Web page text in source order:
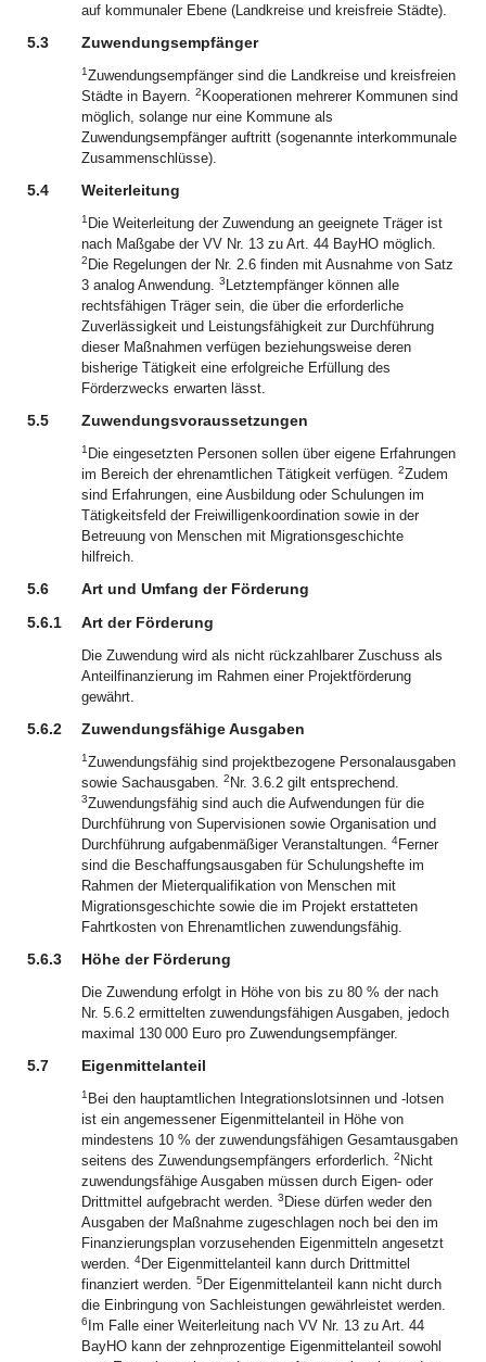
auf kommunaler Ebene (Landkreise und kreisfreie Städte).
5.3 Zuwendungsempfänger
1Zuwendungsempfänger sind die Landkreise und kreisfreien
Städte in Bayern. 2 Kooperationen mehrerer Kommunen sind
möglich, solange nur eine Kommune als
Zuwendungsempfänger auftritt (sogenannte interkommunale
Zusammenschlüsse).
5.4 Weiterleitung
1 Die Weiterleitung der Zuwendung an geeignete Träger ist
nach Maßgabe der VV Nr. 13 zu Art. 44 BayHO möglich.
2 Die Regelungen der Nr. 2.6 finden mit Ausnahme von Satz
3 analog Anwendung. 3 Letztempfänger können alle
rechtsfähigen Träger sein, die über die erforderliche
Zuverlässigkeit und Leistungsfähigkeit zur Durchführung
dieser Maßnahmen verfügen beziehungsweise deren
bisherige Tätigkeit eine erfolgreiche Erfüllung des
Förderzwecks erwarten lässt.
5.5 Zuwendungsvoraussetzungen
1 Die eingesetzten Personen sollen über eigene Erfahrungen
im Bereich der ehrenamtlichen Tätigkeit verfügen. 2Zudem
sind Erfahrungen, eine Ausbildung oder Schulungen im
Tätigkeitsfeld der Freiwilligenkoordination sowie in der
Betreuung von Menschen mit Migrationsgeschichte
hilfreich.
5.6
Art und Umfang der Förderung
5.6.1
Art der Förderung
Die Zuwendung wird als nicht rückzahlbarer Zuschuss als
Anteilfinanzierung im Rahmen einer Projektförderung
gewährt.
5.6.2 Zuwendungsfähige Ausgaben
1Zuwendungsfähig sind projektbezogene Personalausgaben
sowie Sachausgaben. 2 Nr. 3.6.2 gilt entsprechend.
3Zuwendungsfähig sind auch die Aufwendungen für die
Durchführung von Supervisionen sowie Organisation und
Durchführung aufgabenmäßiger Veranstaltungen. 4Ferner
sind die Beschaffungsausgaben für Schulungshefte im
Rahmen der Mieterqualifikation von Menschen mit
Migrationsgeschichte sowie die im Projekt erstatteten
Fahrtkosten von Ehrenamtlichen zuwendungsfähig.
5.6.3 Höhe der Förderung
Die Zuwendung erfolgt in Höhe von bis zu 80 % der nach
Nr. 5.6.2 ermittelten zuwendungsfähigen Ausgaben, jedoch
maximal 130 000 Euro pro Zuwendungsempfänger.
5.7 Eigenmittelanteil
1 Bei den hauptamtlichen Integrationslotsinnen und -lotsen
ist ein angemessener Eigenmittelanteil in Höhe von
mindestens 10 % der zuwendungsfähigen Gesamtausgaben
seitens des Zuwendungsempfängers erforderlich. 2 Nicht
zuwendungsfähige Ausgaben müssen durch Eigen- oder
Drittmittel aufgebracht werden. 3 Diese dürfen weder den
Ausgaben der Maßnahme zugeschlagen noch bei den im
Finanzierungsplan vorzusehenden Eigenmitteln angesetzt
werden. 4Der Eigenmittelanteil kann durch Drittmittel
finanziert werden. 5 Der Eigenmittelanteil kann nicht durch
die Einbringung von Sachleistungen gewährleistet werden.
6 Im Falle einer Weiterleitung nach VV Nr. 13 zu Art. 44
BayHO kann der zehnprozentige Eigenmittelanteil sowohl